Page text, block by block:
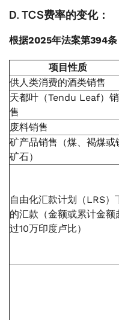
D. TCS费率的变化：
根据2025年法案第394条
项目性质
供人类消费的酒类销售
天都叶（Tendu Leaf）销
售
废料销售
矿产品销售（煤、褐煤或
矿石）
自由化汇款计划（LRS）
的汇款（金额或累计金额
过10万印度卢比）